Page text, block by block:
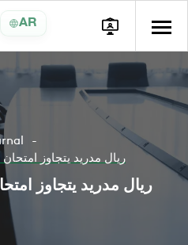
AR
ريال مدريد يتجاوز
ريال مدريد يتجاوز